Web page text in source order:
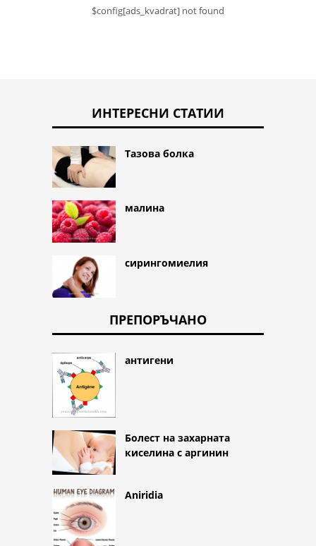
$config[ads_kvadrat] not found
ИНТЕРЕСНИ СТАТИИ
Тазова болка
малина
сирингомиелия
ПРЕПОРЪЧАНО
антигени
Болест на захарната
киселина с аргинин
Aniridia